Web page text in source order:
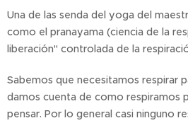
Una de las senda del yoga del
como el pranayama (ciencia de la
liberación" controlada de la
Sabemos que necesitamos respirar
damos cuenta de como respiramos
pensar. Por lo general casi ninguno